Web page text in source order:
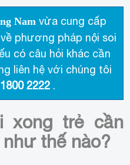
Namvừa cung cấp
phương pháp nội soi
có câu hỏi khác cần
liên hệ với chúng tôi
1800 2222.
xong trẻ cần
thế nào?